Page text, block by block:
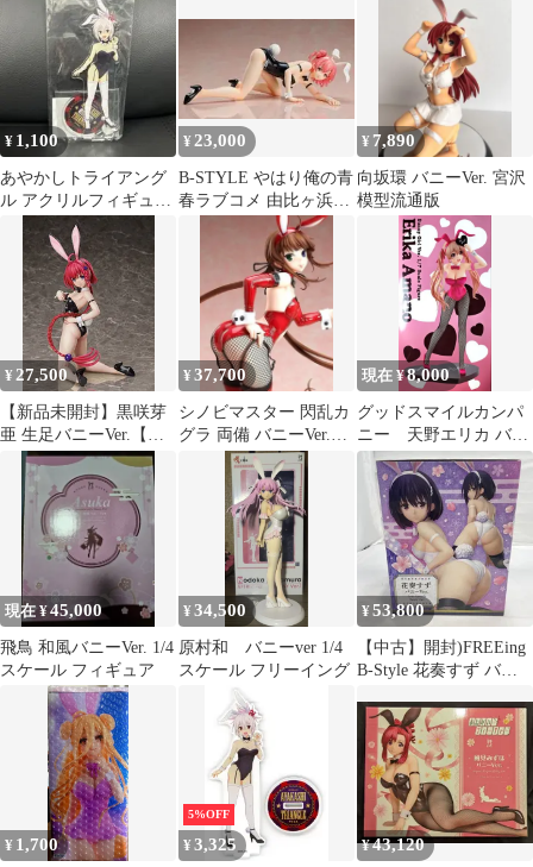
¥ 1,100
あやかしトライアング
ル アクリルフィギュア
スタンド バニーver. 風
巻祭里
¥ 23,000
B-STYLE やはり俺の青
春ラブコメ 由比ヶ浜結
衣 生足バニーVer. 1/4
¥ 7,890
向坂環 バニーVer. 宮沢
模型流通版
¥27,500
【新品未開封】黒咲芽
亜 生足バニーVer.【箱
あり】【正規品】グッ
ドスマイルカンパニー
グッスマ GSC
¥37,700
シノビマスター 閃乱カ
グラ 両備 バニーVer.
1/4スケール フィギュア
現在 ¥8,000
グッドスマイルカンパ
ニー 天野エリカ バニ
ーガール 1/7スケールフ
ィギュア
現在 ¥45,000
飛鳥 和風バニーVer. 1/4
スケール フィギュア
¥34,500
原村和 バニーver 1/4
スケール フリーイング
¥53,800
【中古】開封)FREEing
B-Style 花奏すず バニ
ギュア あやかしトライ
アングル[19]
¥ 1,700
5%OFF
¥3,325 ¥43,120